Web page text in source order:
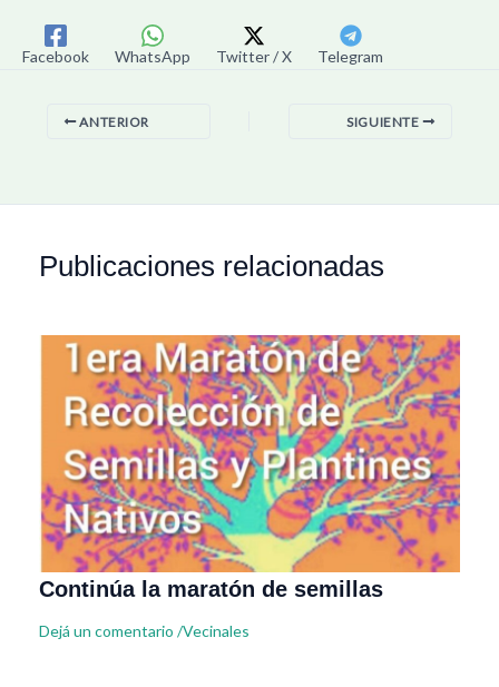
Facebook WhatsApp Twitter / X Telegram
ANTERIOR SIGUIENTE
Publicaciones relacionadas
Continúa la maratón de semillas
Dejá un comentario /Vecinales